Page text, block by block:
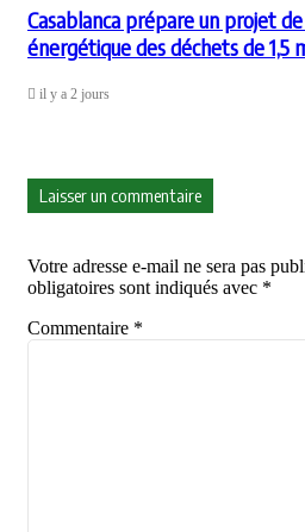
Casablanca prépare un projet
énergétique des déchets de 1,5
il y a 2 jours
Laisser un commentaire
Votre adresse e-mail ne sera pas
obligatoires sont indiqués avec *
Commentaire *